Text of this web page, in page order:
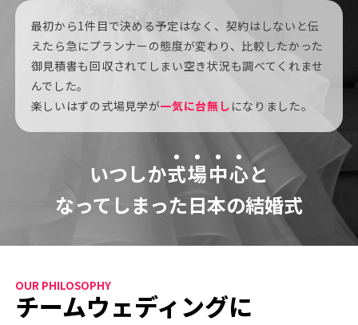
最初から1件目で決める予定はなく、契約はしないと伝
えたら急にプランナーの態度が変わり、比較したかった
御見積書も回収されてしまい空き状況も調べてくれませ
んでした。
楽しいはずの式場見学が一気に台無し になりました。
いつしか式場中心と
なってしまった日本の結婚式
OUR PHILOSOPHY
チームウェディングに